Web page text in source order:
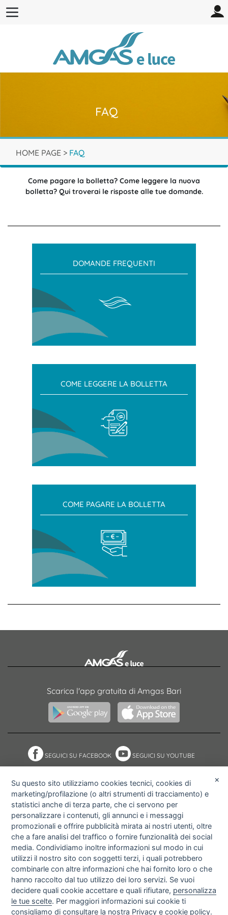
FAQ
HOME PAGE > FAQ
Come pagare la bolletta? Come leggere la nuova
bolletta? Qui troverai le risposte alle tue domande.
DOMANDE FREQUENTI
COME LEGGERE LA BOLLETTA
COME PAGARE LA BOLLETTA
Scarica l'app gratuita di Amgas Bari
SEGUICI SU FACEBOOK SEGUICI SU YOUTUBE
NOTE ACCESSIBILITÀ
ACCESS KEY
MAPPA DEL SITO
PRIVACY POLICY
IMPOSTAZIONI PRIVACY E
COOKIE
Su questo sito utilizziamo cookies tecnici, cookies di
marketing/profilazione (o altri strumenti di tracciamento) e
statistici anche di terza parte, che ci servono per
personalizzare i contenuti, gli annunci e i messaggi
promozionali e offrire pubblicità mirata ai nostri utenti, oltre
che a fare analisi del traffico o fornire funzionalità dei social
media. Condividiamo inoltre informazioni sul modo in cui
utilizzi il nostro sito con soggetti terzi, i quali potrebbero
combinarle con altre informazioni che hai fornito loro o che
hanno raccolto dal tuo utilizzo dei loro servizi. Se vuoi
decidere quali cookie accettare e quali rifiutare, personalizza
le tue scelte. Per maggiori informazioni sui cookie ti
consigliamo di consultare la nostra Privacy e cookie policy.
×